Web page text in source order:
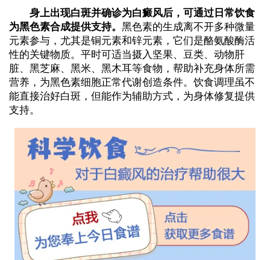
修复及再生，使病情好转;③中医调理，中医认
为白癜风根在脏腑，源自血液，可以通过中药
改善机体环境，调节免疫，由内而外的濡养皮
肤健康，为白斑复色创造良好的条件。...
身上出现白斑并确诊为白癜风后，可通过日常饮食
为黑色素合成提供支持。 黑色素的生成离不开多种微量
元素参与，尤其是铜元素和锌元素，它们是酪氨酸酶活
性的关键物质。平时可适当摄入坚果、豆类、动物肝
脏、黑芝麻、黑米、黑木耳等食物，帮助补充身体所需
营养，为黑色素细胞正常代谢创造条件。饮食调理虽不
能直接治好白斑，但能作为辅助方式，为身体修复提供
支持。